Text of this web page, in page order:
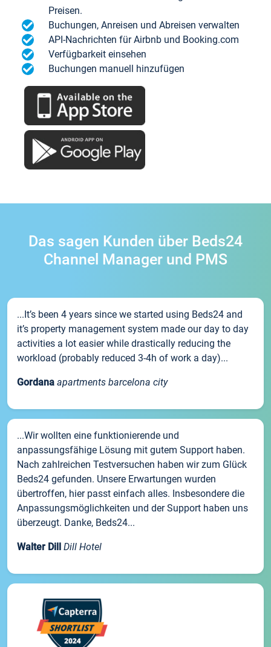
Preisen.
Buchungen, Anreisen und Abreisen verwalten
API-Nachrichten für Airbnb und Booking.com
Verfügbarkeit einsehen
Buchungen manuell hinzufügen
Das sagen Kunden über Beds24
Channel Manager und PMS
...It’s been 4 years since we started using Beds24 and
it’s property management system made our day to day
activities a lot easier while drastically reducing the
workload (probably reduced 3-4h of work a day)...
Gordana apartments barcelona city
...Wir wollten eine funktionierende und
anpassungsfähige Lösung mit gutem Support haben.
Nach zahlreichen Testversuchen haben wir zum Glück
Beds24 gefunden. Unsere Erwartungen wurden
übertroffen, hier passt einfach alles. Insbesondere die
Anpassungsmöglichkeiten und der Support haben uns
überzeugt. Danke, Beds24...
Walter Dill Dill Hotel